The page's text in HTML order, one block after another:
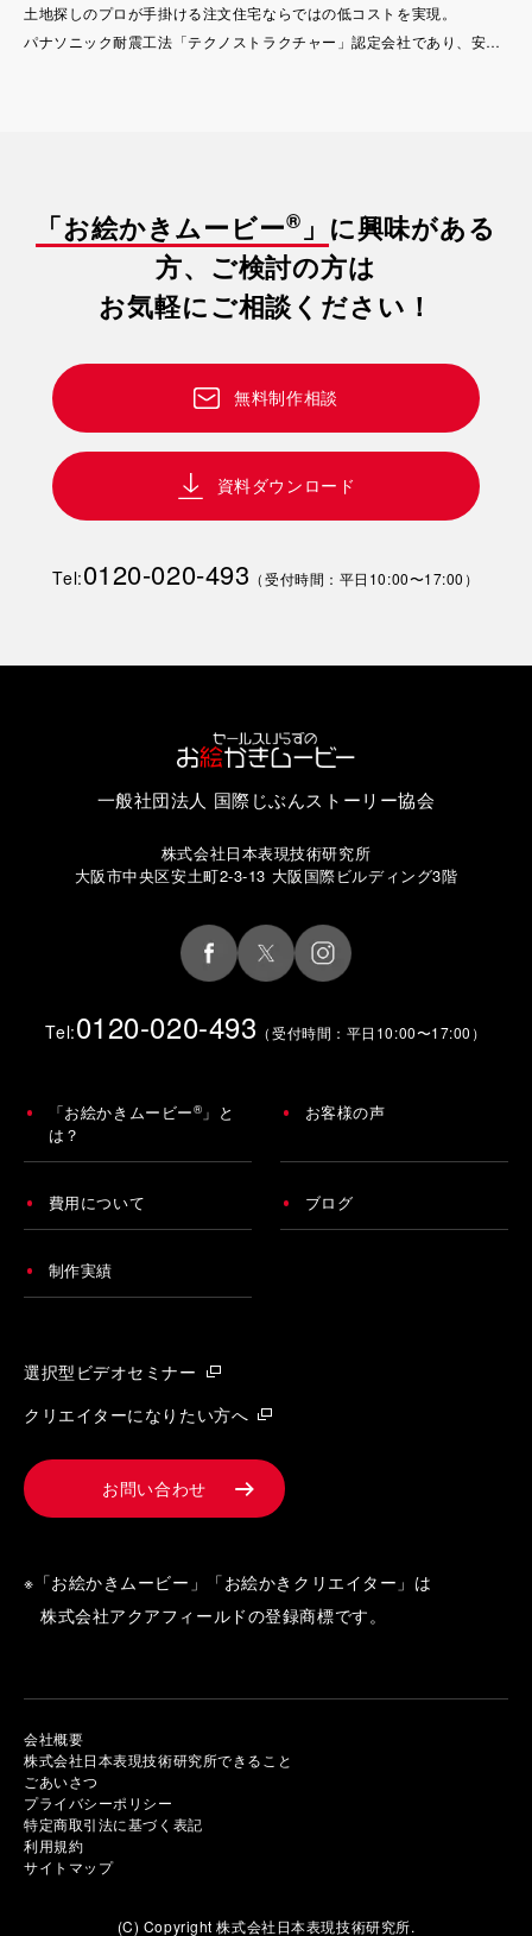
土地探しのプロが手掛ける注文住宅ならではの低コストを実現。
パナソニック耐震工法「テクノストラクチャー」認定会社であり、安全
「お絵かきムービー® 」 に興味がある
方、ご検討の方は
お気軽にご相談ください！
無料制作相談
資料ダウンロード
Tel:0120-020-493 （受付時間：平日10:00〜17:00）
一般社団法人 国際じぶんストーリー協会
株式会社日本表現技術研究所
大阪市中央区安土町2-3-13 大阪国際ビルディング3階
Tel:0120-020-493 （受付時間：平日10:00〜17:00）
「お絵かきムービー® 」と
は？
お客様の声
費用について ブログ
制作実績
選択型ビデオセミナー
クリエイターになりたい方へ
お問い合わせ
※「お絵かきムービー」「お絵かきクリエイター」は
株式会社アクアフィールドの登録商標です。
会社概要
株式会社日本表現技術研究所できること
ごあいさつ
プライバシーポリシー
特定商取引法に基づく表記
利用規約
サイトマップ
(C) Copyright 株式会社日本表現技術研究所.